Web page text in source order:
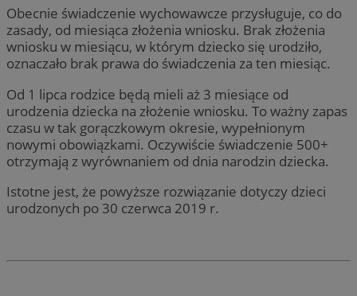
Obecnie świadczenie wychowawcze przysługuje, co do
zasady, od miesiąca złożenia wniosku. Brak złożenia
wniosku w miesiącu, w którym dziecko się urodziło,
oznaczało brak prawa do świadczenia za ten miesiąc.
Od 1 lipca rodzice będą mieli aż 3 miesiące od
urodzenia dziecka na złożenie wniosku. To ważny zapas
czasu w tak gorączkowym okresie, wypełnionym
nowymi obowiązkami. Oczywiście świadczenie 500+
otrzymają z wyrównaniem od dnia narodzin dziecka.
Istotne jest, że powyższe rozwiązanie dotyczy dzieci
urodzonych po 30 czerwca 2019 r.